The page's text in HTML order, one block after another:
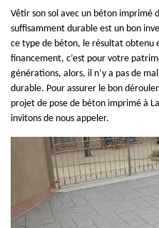
Vêtir son sol avec un béton
suffisamment durable est un bon
ce type de béton, le résultat obtenu
financement, c’est pour votre
générations, alors, il n’y a pas de
durable. Pour assurer le bon
projet de pose de béton imprimé à
invitons de nous appeler.